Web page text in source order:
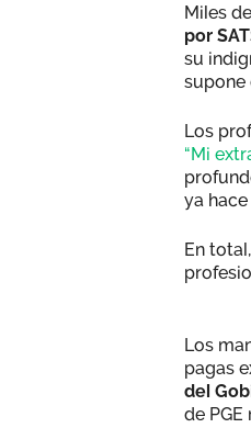
Miles
por
su
supone
Los
“Mi
ya hace
En total,
Los
pagas
del
de